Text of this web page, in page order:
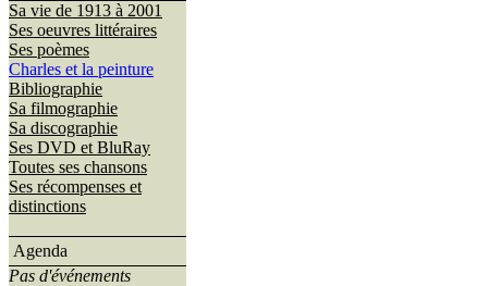
Sa vie de 1913 à 2001
Ses oeuvres littéraires
Ses poèmes
Charles et la peinture
Bibliographie
Sa filmographie
Sa discographie
Ses DVD et BluRay
Toutes ses chansons
Ses récompenses et
distinctions
Agenda
Pas d'événements